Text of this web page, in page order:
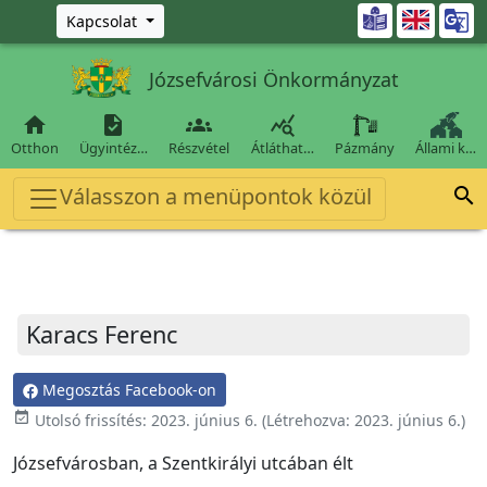
Ugrás a fő tartalomra
Kapcsolat 
Józsefvárosi Önkormányzat

Otthon

Ügyintéz…

Részvétel

Átláthat… Pázmány Állami k…
Válasszon a menüpontok közül 
Karacs Ferenc
Megosztás Facebook-on
event_available Utolsó frissítés: 2023. június 6. (Létrehozva: 2023. június 6.)
Józsefvárosban, a Szentkirályi utcában élt